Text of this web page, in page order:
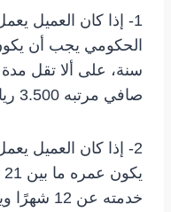
1- إذا كان العميل
صافي مرتبه 3.500 ريال سعودي.
2- إذا كان العميل